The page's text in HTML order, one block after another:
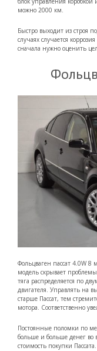
можно 2000 км.
Быстро выходит из строя
случаях случается
сначала нужно оценить
Фольцваген пассат 4.0W
модель скрывает
тяга распределяется по
двигателя. Управлять на
старше Пассат, тем
мотора. Соответственно
Постоянные поломки по
больше и больше денег во
стоимость покупки Пассата.